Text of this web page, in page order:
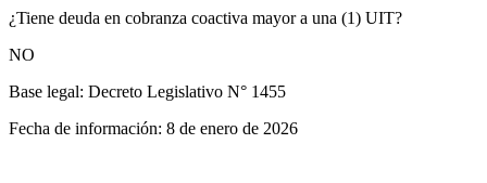
¿Tiene deuda en cobranza coactiva mayor a una (1) UIT?
NO
Base legal: Decreto Legislativo N° 1455
Fecha de información: 8 de enero de 2026